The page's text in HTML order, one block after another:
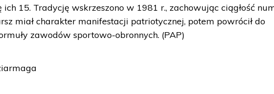
ich 15. Tradycję wskrzeszono w 1981 r., zachowując ciągłość
miał charakter manifestacji patriotycznej, potem powrócił do
zawodów sportowo-obronnych. (PAP)